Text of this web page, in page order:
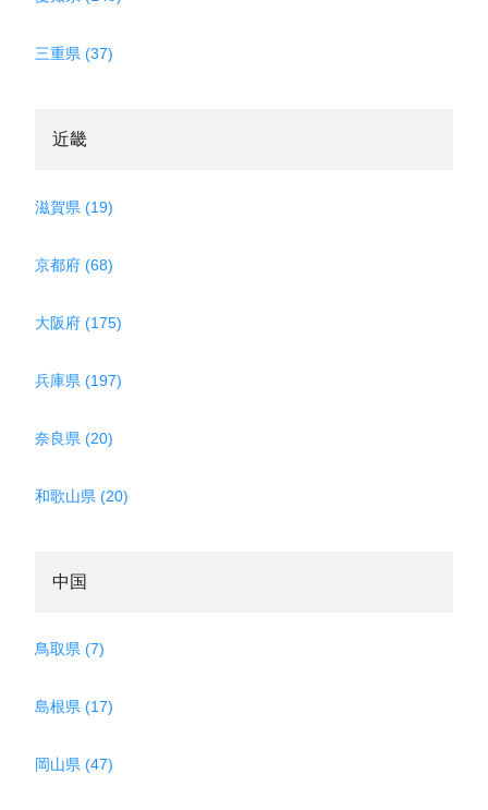
三重県 (37)
近畿
滋賀県 (19)
京都府 (68)
大阪府 (175)
兵庫県 (197)
奈良県 (20)
和歌山県 (20)
中国
鳥取県 (7)
島根県 (17)
岡山県 (47)